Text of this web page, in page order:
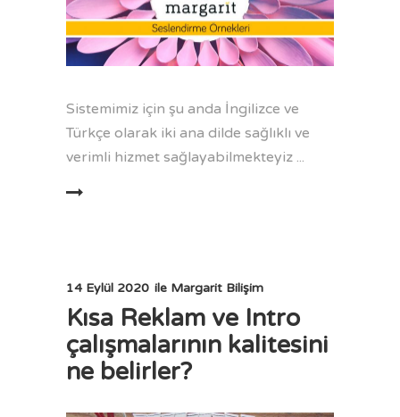
Sistemimiz için şu anda İngilizce ve
Türkçe olarak iki ana dilde sağlıklı ve
verimli hizmet sağlayabilmekteyiz
14 Eylül 2020 ile Margarit Bilişim
Kısa Reklam ve Intro
çalışmalarının kalitesini
ne belirler?